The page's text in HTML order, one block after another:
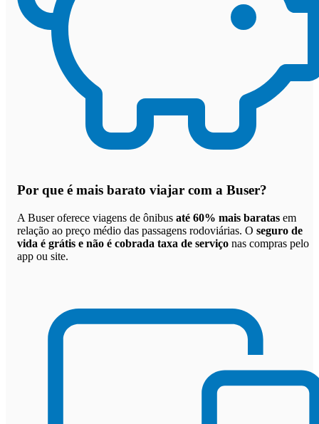
Por que é mais barato viajar com a Buser?
A Buser oferece viagens de ônibus até 60% mais baratas em
relação ao preço médio das passagens rodoviárias. O seguro de
vida é grátis e não é cobrada taxa de serviço nas compras pelo
app ou site.